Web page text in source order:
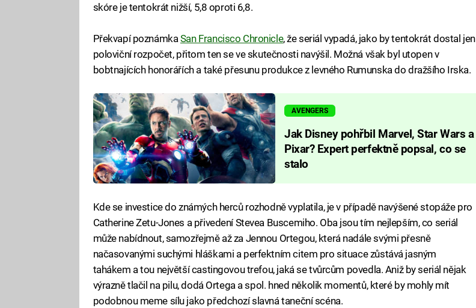
skóre je tentokrát nižší, 5,8 oproti 6,8.
Překvapí poznámka San Francisco Chronicle, že seriál vypadá, jako by tentokrát dostal jen
poloviční rozpočet, přitom ten se ve skutečnosti navýšil. Možná však byl utopen v
bobtnajících honorářích a také přesunu produkce z levného Rumunska do dražšího Irska.
AVENGERS
Jak Disney pohřbil Marvel, Star Wars a
Pixar? Expert perfektně popsal, co se
stalo
Kde se investice do známých herců rozhodně vyplatila, je v případě navýšené stopáže pro
Catherine Zetu-Jones a přivedení Stevea Buscemiho. Oba jsou tím nejlepším, co seriál
může nabídnout, samozřejmě až za Jennou Ortegou, která nadále svými přesně
načasovanými suchými hláškami a perfektním citem pro situace zůstává jasným
tahákem a tou největší castingovou trefou, jaká se tvůrcům povedla. Aniž by seriál nějak
výrazně tlačil na pilu, dodá Ortega a spol. hned několik momentů, které by mohly mít
podobnou meme sílu jako předchozí slavná taneční scéna.